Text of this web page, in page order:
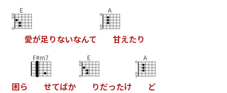
E
愛が足りないなんて
A
甘えたり
困ら
F#m7
せてばか
E
りだったけ
A
ど